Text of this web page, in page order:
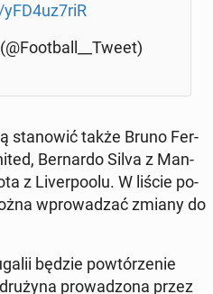
sta­no­wić także Bruno Fer­
Ber­nar­do Silva z Man­
z Li­ver­po­olu. W liście po­
wpro­wa­dzać zmiany do
będzie po­wtó­rze­nie
pro­wa­dzo­na przez